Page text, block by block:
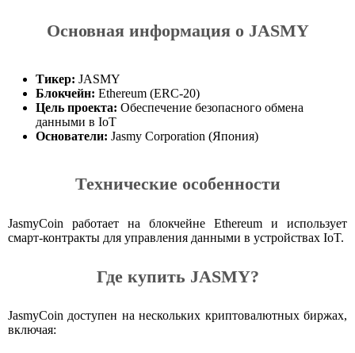
Основная информация о JASMY
Тикер: JASMY
Блокчейн: Ethereum (ERC-20)
Цель проекта: Обеспечение безопасного обмена
данными в IoT
Основатели: Jasmy Corporation (Япония)
Технические особенности
JasmyCoin работает на блокчейне Ethereum и использует
смарт-контракты для управления данными в устройствах IoT.
Где купить JASMY?
JasmyCoin доступен на нескольких криптовалютных биржах,
включая: